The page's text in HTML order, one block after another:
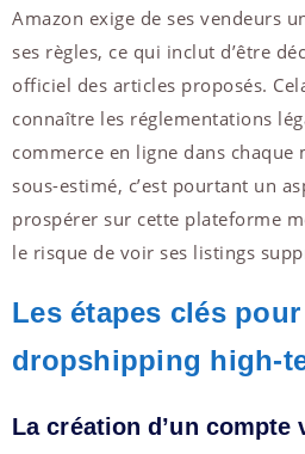
Amazon exige de ses vendeurs
ses règles, ce qui inclut d’être
officiel des articles proposés.
connaître les réglementations
commerce en ligne dans chaque
sous-estimé, c’est pourtant un
prospérer sur cette plateforme
le risque de voir ses listings
Les étapes clés
dropshipping high-
La création d’un compte